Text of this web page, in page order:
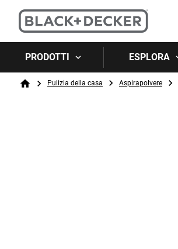
PRODOTTI ESPLORA
Breadcrumb
HomePulizia della casa Aspirapolvere